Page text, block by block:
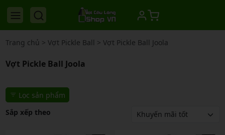
Trang chủ > Vợt Pickle Ball > Vợt Pickle Ball Joola
Vợt Pickle Ball Joola
Lọc sản phẩm
Sắp xếp theo